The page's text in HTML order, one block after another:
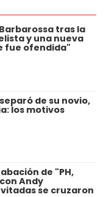
tras la
y una nueva
fue ofendida"
de su novio,
los motivos
de "PH,
Andy
se cruzaron